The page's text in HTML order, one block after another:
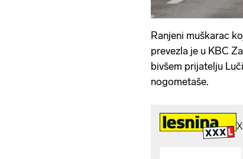
Ranjeni muškarac
prevezla je u KBC
bivšem prijatelju
nogometaše.